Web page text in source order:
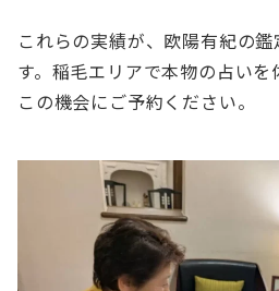
これらの実績が、欧陽有紀の
す。稲毛エリアで本物の占い
この機会にご予約ください。